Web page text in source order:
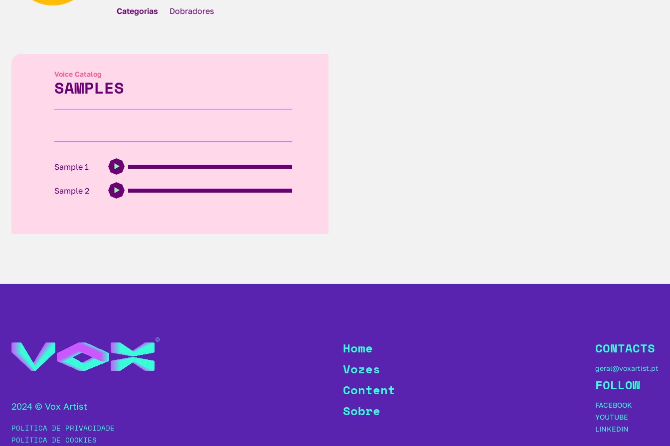
Categorias Dobradores
Voice Catalog
SAMPLES
Sample 1
Sample 2
2024 © Vox Artist
POLÍTICA DE PRIVACIDADE
POLÍTICA DE COOKIES
Home
Vozes
Content
Sobre
CONTACTS
geral@voxartist.pt
FOLLOW
FACEBOOK
YOUTUBE
LINKEDIN